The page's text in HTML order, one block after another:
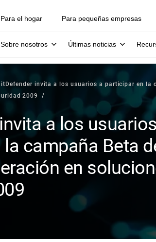
Para el hogar Para pequeñas empresas
Sobre nosotros Últimas noticias
invita a los usuarios a participar en la
2009
a los
campaña Beta
en